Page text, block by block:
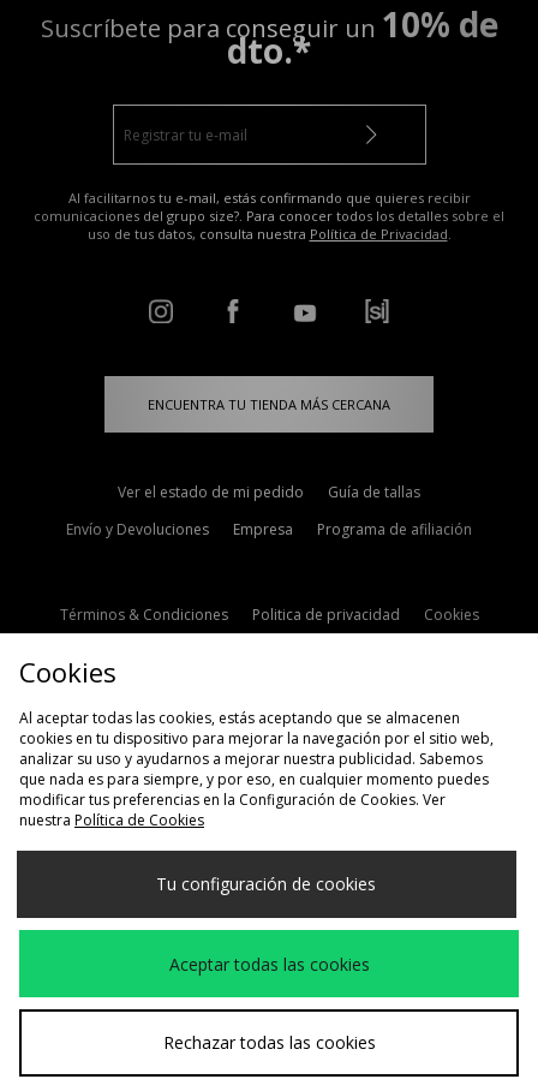
Suscríbete para conseguir un 10% de
dto.*
Al facilitarnos tu e-mail, estás confirmando que quieres recibir
comunicaciones del grupo size?. Para conocer todos los detalles sobre el
uso de tus datos, consulta nuestra Política de Privacidad.
ENCUENTRA TU TIENDA MÁS CERCANA
Ver el estado de mi pedido
Guía de tallas
Envío y Devoluciones
Empresa Programa de afiliación
Términos & Condiciones Politica de privacidad
Cookies
Selecciona País
España
Aceptamos las siguientes formas de pago
Visita nuestra página corporativa en www.jdplc.com
Cookies
Al aceptar todas las cookies, estás aceptando que se almacenen
cookies en tu dispositivo para mejorar la navegación por el sitio web,
analizar su uso y ayudarnos a mejorar nuestra publicidad. Sabemos
que nada es para siempre, y por eso, en cualquier momento puedes
modificar tus preferencias en la Configuración de Cookies. Ver
nuestra Política de Cookies
Tu configuración de cookies
Aceptar todas las cookies
Rechazar todas las cookies